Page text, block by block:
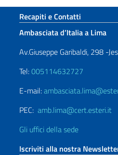
Sezione footer
Recapiti e Contatti
Ambasciata d’Italia a Lima
Av.Giuseppe Garibaldi, 298 -
Tel:005114632727
E-mail:
PEC: amb.lima@cert.esteri.it
Gli uffici della sede
Iscriviti alla nostra